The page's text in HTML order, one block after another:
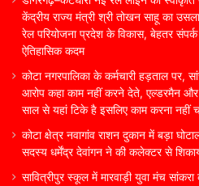
केंद्रीय राज्य मंत्री श्री तोखन साहू का
रेल परियोजना प्रदेश के विकास, बेहतर
ऐतिहासिक कदम
कोटा नगरपालिका के कर्मचारी हड़ताल पर,
आरोप कहा काम नहीं करने देते, एल्डरमैन और
साल से यहां टिके है इसलिए काम करना नहीं
कोटा क्षेत्र नवागांव राशन दुकान में बड़ा
सदस्य धर्मेंद्र देवांगन ने की कलेक्टर से
सावित्रीपुर स्कूल में मारवाड़ी युवा मंच सांकरा